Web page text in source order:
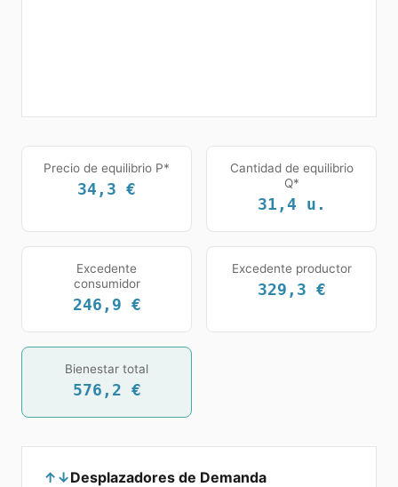
Precio de equilibrio P*
34,3 €
Cantidad de equilibrio
Q*
31,4 u.
Excedente
consumidor
246,9 €
Excedente productor
329,3 €
Bienestar total
576,2 €
↑↓Desplazadores de Demanda